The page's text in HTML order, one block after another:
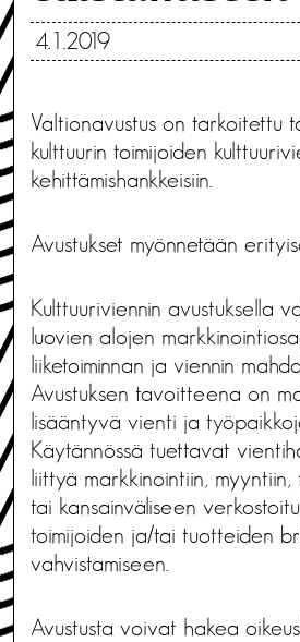
4.1.2019
Valtionavustus on tarkoitettu
kulttuurin toimijoiden
kehittämishankkeisiin.
Avustukset myönnetään
Kulttuuriviennin avustuksella
luovien alojen
liiketoiminnan ja viennin
Avustuksen tavoitteena on
lisääntyvä vienti ja
Käytännössä tuettavat
liittyä markkinointiin,
tai kansainväliseen
toimijoiden ja/tai tuotteiden
vahvistamiseen.
Avustusta voivat hakea